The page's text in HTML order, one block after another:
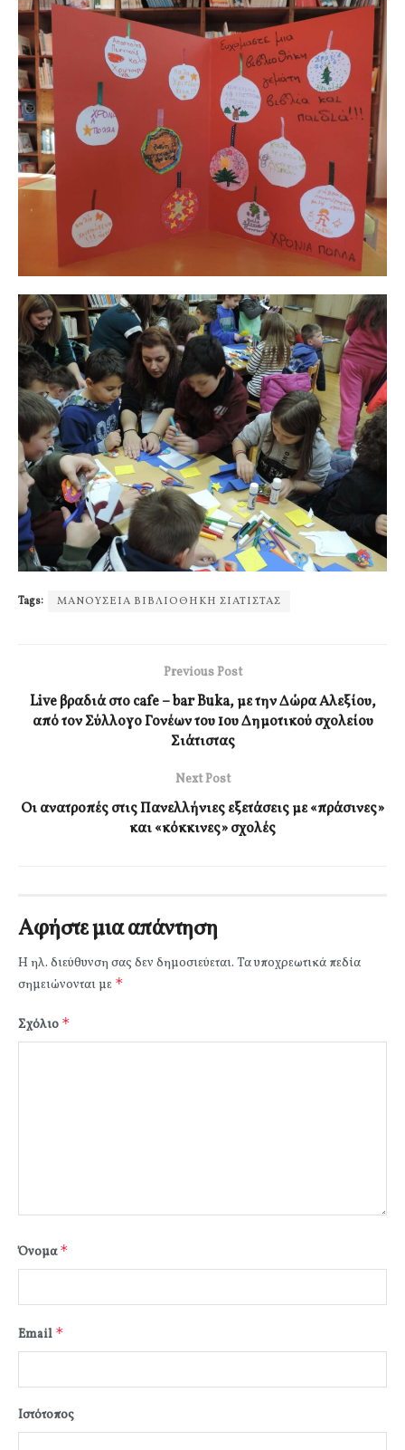
Tags: ΜΑΝΟΥΣΕΙΑ ΒΙΒΛΙΟΘΗΚΗ ΣΙΑΤΙΣΤΑΣ
Previous Post
Live βραδιά στο cafe – bar Buka, με την Δώρα Αλεξίου,
από τον Σύλλογο Γονέων του 1ου Δημοτικού σχολείου
Σιάτιστας
Next Post
Οι ανατροπές στις Πανελλήνιες εξετάσεις με «πράσινες»
και «κόκκινες» σχολές
Αφήστε μια απάντηση
Η ηλ. διεύθυνση σας δεν δημοσιεύεται. Τα υποχρεωτικά πεδία
σημειώνονται με *
Σχόλιο *
Όνομα*
Email *
Ιστότοπος